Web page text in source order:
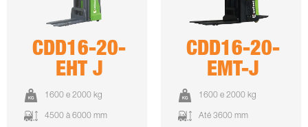
CDD16-20-
EHT J
1600 e 2000 kg
4500 à 6000 mm
CDD16-20-
EMT-J
1600 e 2000 kg
Até 3600 mm